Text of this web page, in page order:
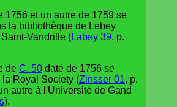
1756 et un autre de 1759 se
la bibliothèque de Lebey
Vandrille (Labey 39, p.
de C. 50 daté de 1756 se
Royal Society (Zinsser 01, p.
autre à l'Université de Gand
).